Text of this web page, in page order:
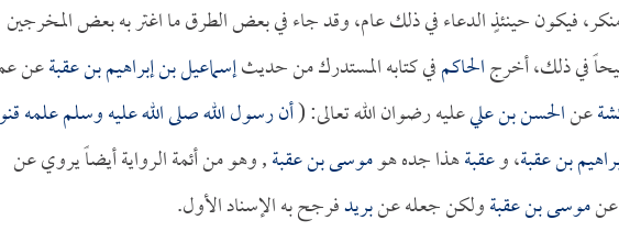
فيكون حينئذٍ الدعاء في ذلك عام، وقد جاء في بعض الطرق ما اغتر به بعض المخرجين
في ذلك، أخرجالحاكمفي كتابه المستدرك من حديثإسماعيل بن إبراهيم بن عقبةعن
عنالحسن بن عليعليه رضوان الله تعالى: (أن رسول الله صلى الله عليه وسلم علمه
بن عقبة، وعقبةهذا جده هوموسى بن عقبة, وهو من أئمة الرواية أيضاً يروي عن
عنموسى بن عقبةولكن جعله عنبريدفرجح به الإسناد الأول.